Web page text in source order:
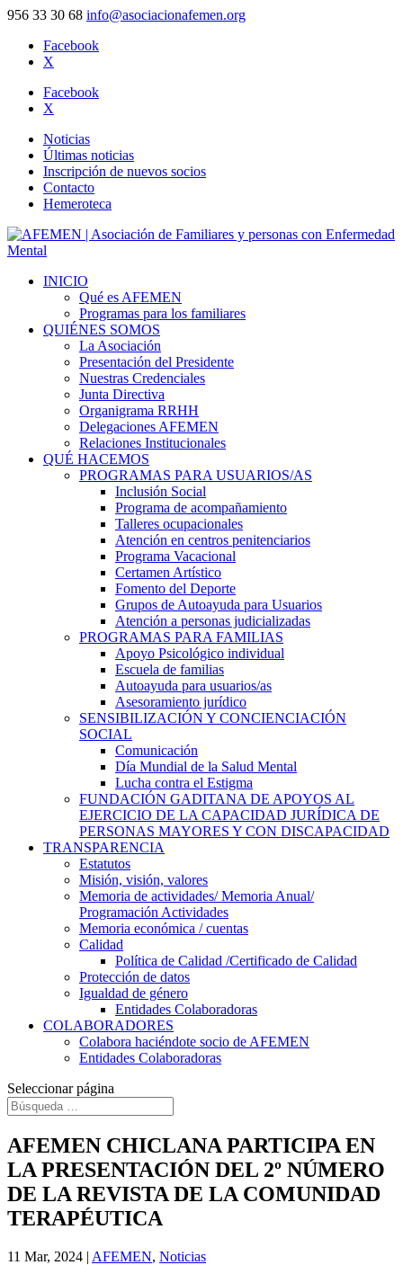
956 33 30 68 info@asociacionafemen.org
Facebook
X
Facebook
X
Noticias
Últimas noticias
Inscripción de nuevos socios
Contacto
Hemeroteca
INICIO
Qué es AFEMEN
Programas para los familiares
QUIÉNES SOMOS
La Asociación
Presentación del Presidente
Nuestras Credenciales
Junta Directiva
Organigrama RRHH
Delegaciones AFEMEN
Relaciones Institucionales
QUÉ HACEMOS
PROGRAMAS PARA USUARIOS/AS
Inclusión Social
Programa de acompañamiento
Talleres ocupacionales
Atención en centros penitenciarios
Programa Vacacional
Certamen Artístico
Fomento del Deporte
Grupos de Autoayuda para Usuarios
Atención a personas judicializadas
PROGRAMAS PARA FAMILIAS
Apoyo Psicológico individual
Escuela de familias
Autoayuda para usuarios/as
Asesoramiento jurídico
SENSIBILIZACIÓN Y CONCIENCIACIÓN
SOCIAL
Comunicación
Día Mundial de la Salud Mental
Lucha contra el Estigma
FUNDACIÓN GADITANA DE APOYOS AL
EJERCICIO DE LA CAPACIDAD JURÍDICA DE
PERSONAS MAYORES Y CON DISCAPACIDAD
TRANSPARENCIA
Estatutos
Misión, visión, valores
Memoria de actividades/ Memoria Anual/
Programación Actividades
Memoria económica / cuentas
Calidad
Política de Calidad /Certificado de Calidad
Protección de datos
Igualdad de género
Entidades Colaboradoras
COLABORADORES
Colabora haciéndote socio de AFEMEN
Entidades Colaboradoras
Seleccionar página
AFEMEN CHICLANA PARTICIPA EN
LA PRESENTACIÓN DEL 2º NÚMERO
DE LA REVISTA DE LA COMUNIDAD
TERAPÉUTICA
11 Mar, 2024 | AFEMEN, Noticias